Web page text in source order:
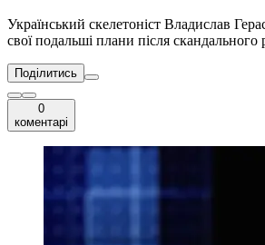
Український скелетоніст Владислав
свої подальші плани після
Поділитись
0
коментарі